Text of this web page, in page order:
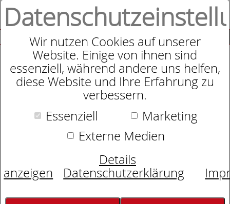
Wir nutzen Cookies auf unserer
Website. Einige von ihnen sind
essenziell, während andere uns helfen,
diese Website und Ihre Erfahrung zu
verbessern.
Essenziell
Marketing
Externe Medien
Details
anzeigen
Datenschutzerklärung
SUCHE
Beddinghouse Kids Sweet Birds